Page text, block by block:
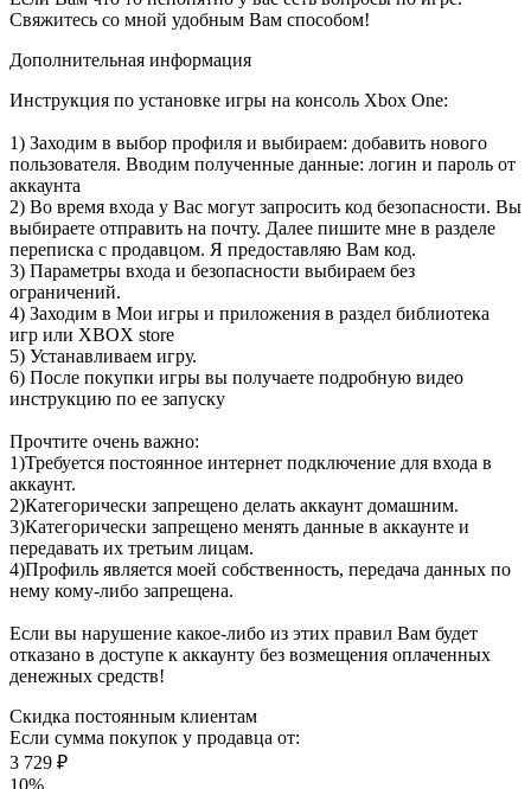
Свяжитесь со мной удобным Вам способом!
Дополнительная информация
Инструкция по установке игры на консоль Xbox One:
1) Заходим в выбор профиля и выбираем: добавить нового
пользователя. Вводим полученные данные: логин и пароль от
аккаунта
2) Во время входа у Вас могут запросить код безопасности. Вы
выбираете отправить на почту. Далее пишите мне в разделе
переписка с продавцом. Я предоставляю Вам код.
3) Параметры входа и безопасности выбираем без
ограничений.
4) Заходим в Мои игры и приложения в раздел библиотека
игр или XBOX store
5) Устанавливаем игру.
6) После покупки игры вы получаете подробную видео
инструкцию по ее запуску
Прочтите очень важно:
1)Требуется постоянное интернет подключение для входа в
аккаунт.
2)Категорически запрещено делать аккаунт домашним.
3)Категорически запрещено менять данные в аккаунте и
передавать их третьим лицам.
4)Профиль является моей собственность, передача данных по
нему кому-либо запрещена.
Если вы нарушение какое-либо из этих правил Вам будет
отказано в доступе к аккаунту без возмещения оплаченных
денежных средств!
Скидка постоянным клиентам
Если сумма покупок у продавца от:
3 729 ₽
10%